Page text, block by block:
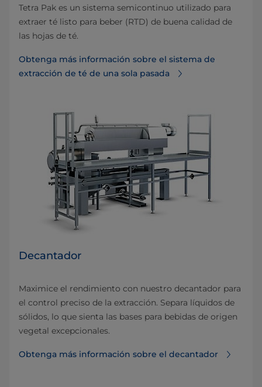
Tetra Pak es un sistema semicontinuo utilizado para
extraer té listo para beber (RTD) de buena calidad de
las hojas de té.
Obtenga más información sobre el sistema de
extracción de té de una sola pasada
Decantador
Maximice el rendimiento con nuestro decantador para
el control preciso de la extracción. Separa líquidos de
sólidos, lo que sienta las bases para bebidas de origen
vegetal excepcionales.
Obtenga más información sobre el decantador